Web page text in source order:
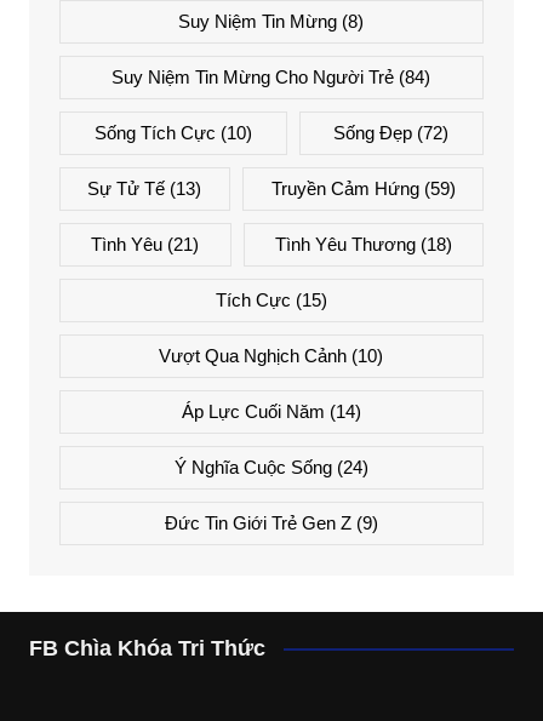
Suy Niệm Tin Mừng (8)
Suy Niệm Tin Mừng Cho Người Trẻ (84)
Sống Tích Cực (10) Sống Đẹp (72)
Sự Tử Tế (13) Truyền Cảm Hứng(59)
Tình Yêu (21) Tình Yêu Thương(18)
Tích Cực (15)
Vượt Qua Nghịch Cảnh (10)
Áp Lực Cuối Năm (14)
Ý Nghĩa Cuộc Sống(24)
Đức Tin Giới Trẻ Gen Z(9)
FB Chìa Khóa Tri Thức